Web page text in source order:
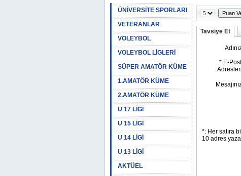
ÜNİVERSİTE SPORLARI
VETERANLAR
VOLEYBOL
VOLEYBOL LİGLERİ
SÜPER AMATÖR KÜME
1.AMATÖR KÜME
2.AMATÖR KÜME
U 17 LİGİ
U 15 LİGİ
U 14 LİGİ
U 13 LİGİ
AKTÜEL
Tavsiye Et